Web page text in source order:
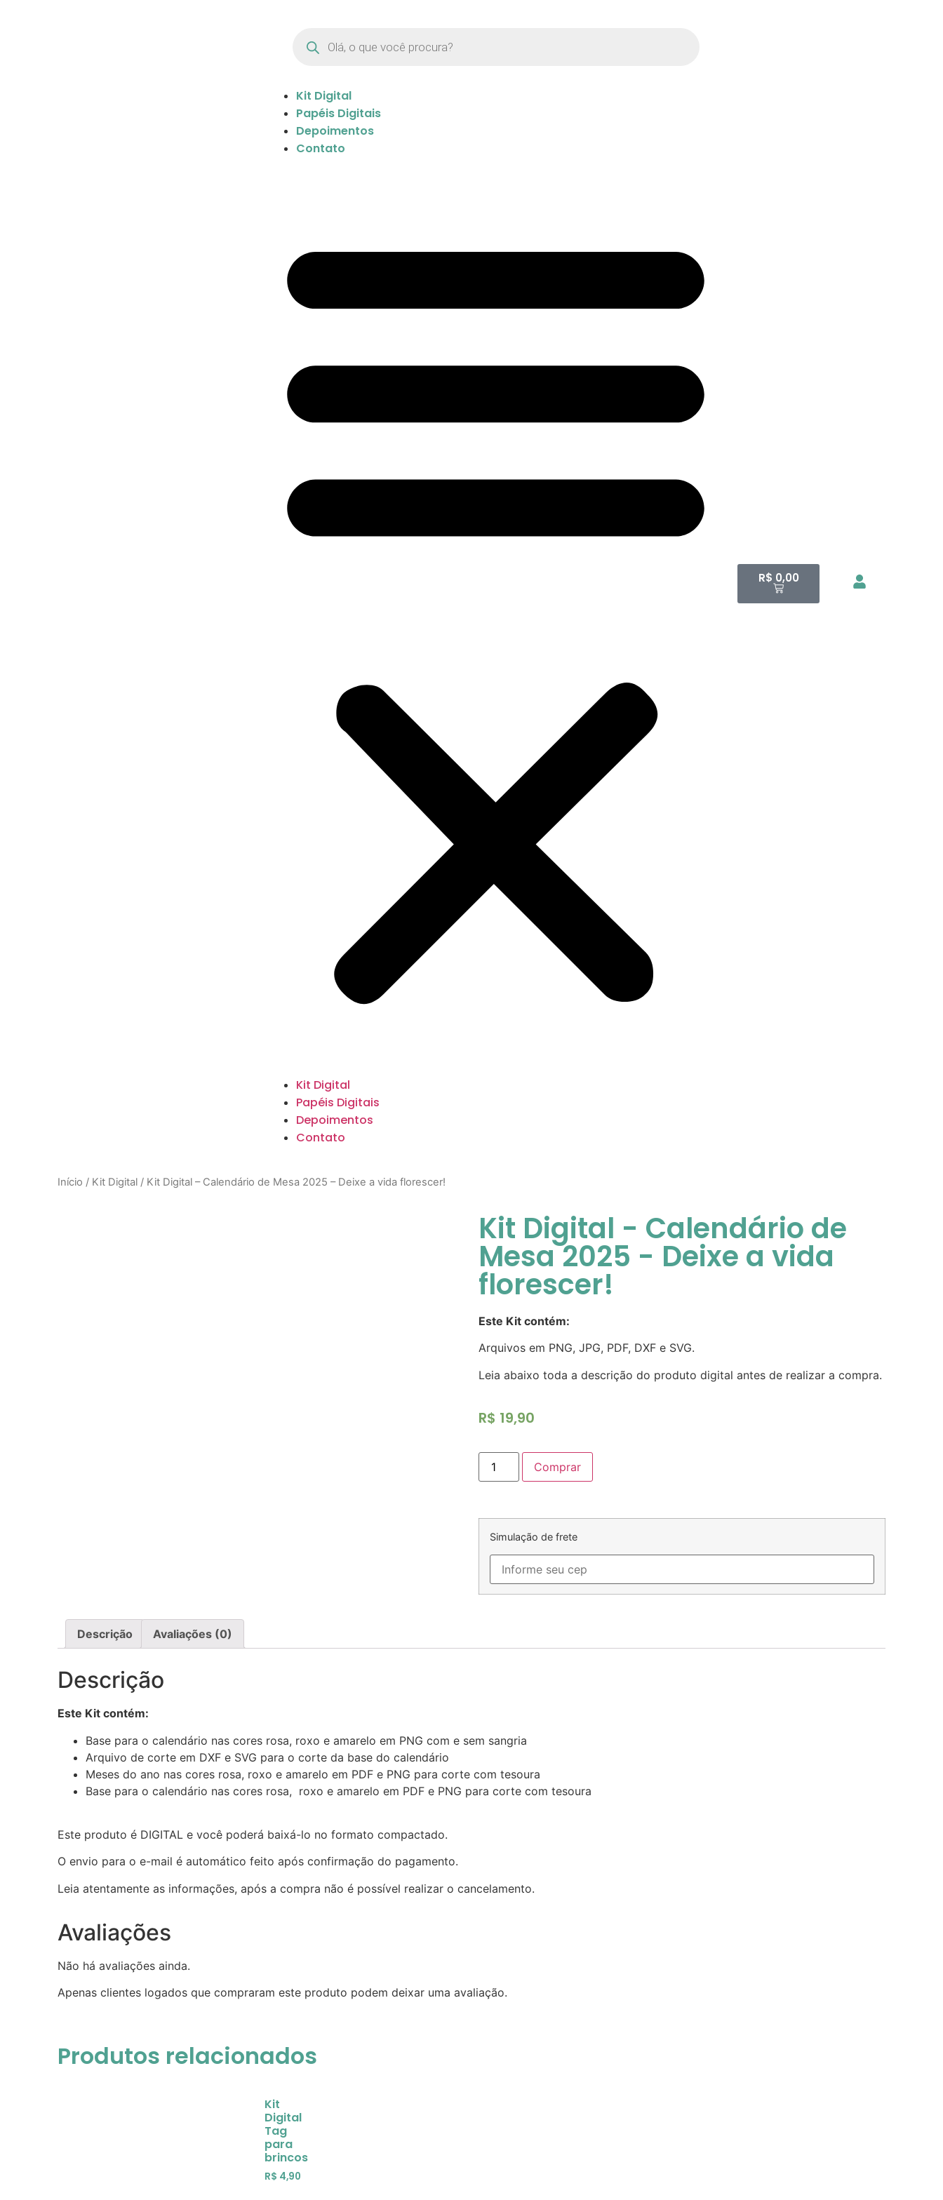
Kit Digital
Papéis Digitais
Depoimentos
Contato
Kit Digital
Papéis Digitais
Depoimentos
Contato
R$ 0,00
Início / Kit Digital / Kit Digital – Calendário de Mesa 2025 – Deixe a vida florescer!
Kit Digital - Calendário de
Mesa 2025 - Deixe a vida
florescer!
Este Kit contém:
Arquivos em PNG, JPG, PDF, DXF e SVG.
Leia abaixo toda a descrição do produto digital antes de realizar a compra.
R$ 19,90
Comprar
Simulação de frete
Descrição Avaliações (0)
Descrição
Este Kit contém:
Base para o calendário nas cores rosa, roxo e amarelo em PNG com e sem sangria
Arquivo de corte em DXF e SVG para o corte da base do calendário
Meses do ano nas cores rosa, roxo e amarelo em PDF e PNG para corte com tesoura
Base para o calendário nas cores rosa, roxo e amarelo em PDF e PNG para corte com tesoura
Este produto é DIGITAL e você poderá baixá-lo no formato compactado.
O envio para o e-mail é automático feito após confirmação do pagamento.
Leia atentamente as informações, após a compra não é possível realizar o cancelamento.
Avaliações
Não há avaliações ainda.
Apenas clientes logados que compraram este produto podem deixar uma avaliação.
Produtos relacionados
Kit
Digital
Tag
para
brincos
R$ 4,90